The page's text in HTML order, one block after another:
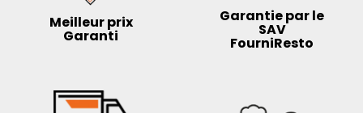
Meilleur prix
Garanti
Garantie par le
SAV
FourniResto